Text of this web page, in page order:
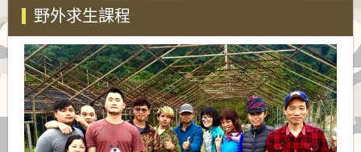
野外求生課程